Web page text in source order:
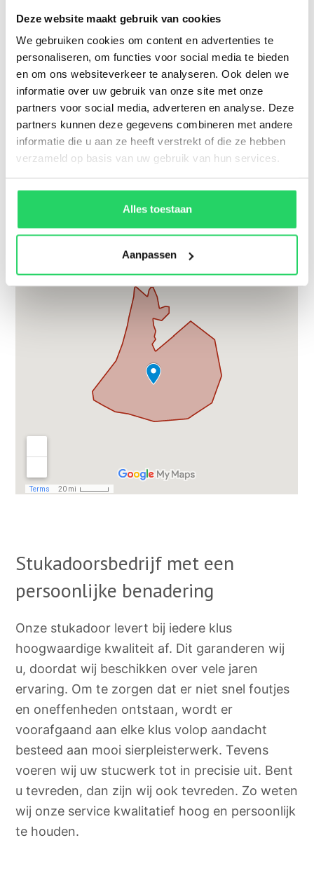
Deze website maakt gebruik van cookies
We gebruiken cookies om content en advertenties te
personaliseren, om functies voor social media te bieden
en om ons websiteverkeer te analyseren. Ook delen we
informatie over uw gebruik van onze site met onze
partners voor social media, adverteren en analyse. Deze
partners kunnen deze gegevens combineren met andere
informatie die u aan ze heeft verstrekt of die ze hebben
verzameld op basis van uw gebruik van hun services.
Alles toestaan
Aanpassen
opgeleverd. Snelle duidelijke service.
Hartelijk bedankt Orhan!
Autumn Sneijder
Stukadoorsbedrijf met een
persoonlijke benadering
Onze stukadoor levert bij iedere klus
hoogwaardige kwaliteit af. Dit garanderen wij
u, doordat wij beschikken over vele jaren
ervaring. Om te zorgen dat er niet snel foutjes
en oneffenheden ontstaan, wordt er
voorafgaand aan elke klus volop aandacht
besteed aan mooi sierpleisterwerk. Tevens
voeren wij uw stucwerk tot in precisie uit. Bent
u tevreden, dan zijn wij ook tevreden. Zo weten
wij onze service kwalitatief hoog en persoonlijk
te houden.